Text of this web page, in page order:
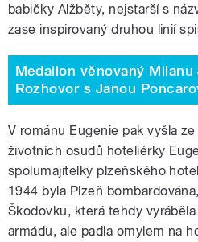
babičky Alžběty, nejstarší s
zase inspirovaný druhou linií
Medailon věnovaný
Rozhovor s Janou
V románu Eugenie pak vyšla
životních osudů hoteliérky
spolumajitelky plzeňského
1944 byla Plzeň
Škodovku, která tehdy
armádu, ale padla omylem na